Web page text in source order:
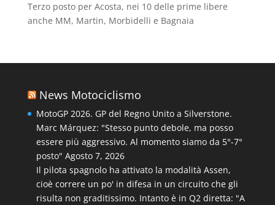
Terzo posto per Acosta, nei 10 delle prime libere
anche MM, Martin, Morbidelli e Bagnaia
News Motociclismo
MotoGP 2026. GP del Regno Unito a Silverstone.
Marc Márquez: "Stesso punto debole, ma posso
essere più aggressivo. Al momento siamo da 5°-7°
posto" Agosto 7, 2026
Il pilota spagnolo ha attivato la modalità Assen,
cioè correre un po' in difesa in un circuito che gli
risulta non graditissimo. Intanto è in Q2 diretta: "A